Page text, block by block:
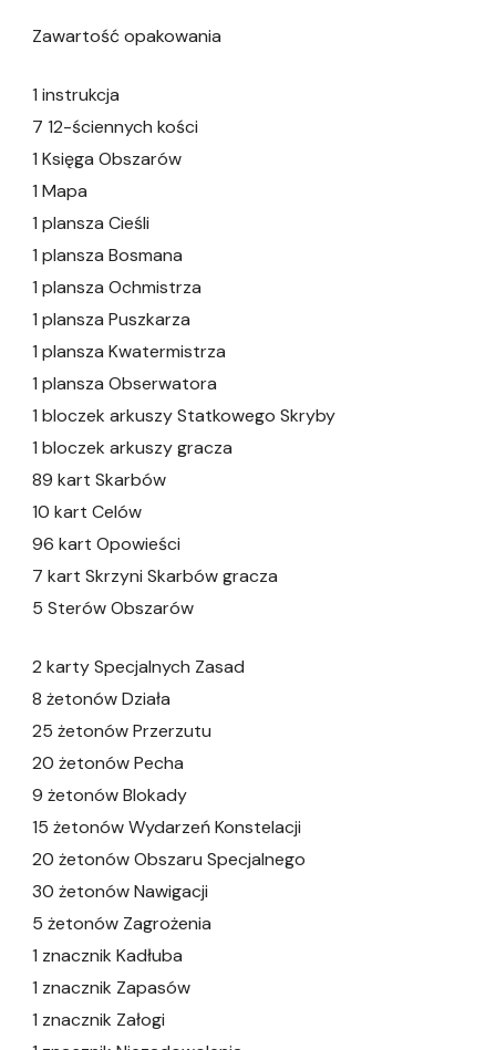
Zawartość opakowania
1 instrukcja
7 12-ściennych kości
1 Księga Obszarów
1 Mapa
1 plansza Cieśli
1 plansza Bosmana
1 plansza Ochmistrza
1 plansza Puszkarza
1 plansza Kwatermistrza
1 plansza Obserwatora
1 bloczek arkuszy Statkowego Skryby
1 bloczek arkuszy gracza
89 kart Skarbów
10 kart Celów
96 kart Opowieści
7 kart Skrzyni Skarbów gracza
5 Sterów Obszarów
2 karty Specjalnych Zasad
8 żetonów Działa
25 żetonów Przerzutu
20 żetonów Pecha
9 żetonów Blokady
15 żetonów Wydarzeń Konstelacji
20 żetonów Obszaru Specjalnego
30 żetonów Nawigacji
5 żetonów Zagrożenia
1 znacznik Kadłuba
1 znacznik Zapasów
1 znacznik Załogi